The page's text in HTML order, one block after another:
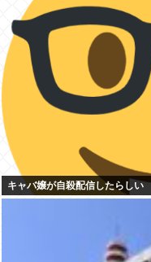
キャバ嬢が自殺配信したらしい